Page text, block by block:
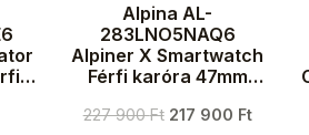
Alpina AL-
283LNO5NAQ6
Alpiner X Smartwatch
Férfi karóra 47mm
227 900Ft 217 900 Ft